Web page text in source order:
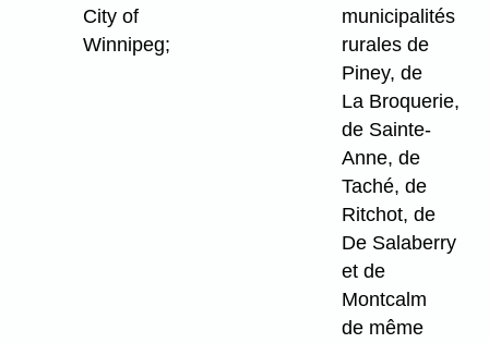
City of
Winnipeg;
municipalités
rurales de
Piney, de
La Broquerie,
de Sainte-
Anne, de
Taché, de
Ritchot, de
De Salaberry
et de
Montcalm
de même